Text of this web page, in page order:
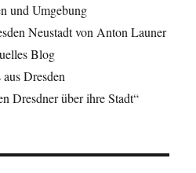
und Umgebung
Neustadt von Anton Launer
Blog
Dresden
Dresdner über ihre Stadt“